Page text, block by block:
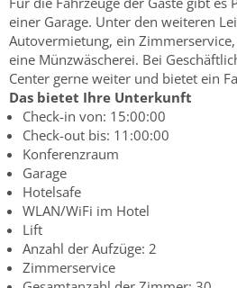
einer Garage. Unter den weiteren
Autovermietung, ein
eine Münzwäscherei. Bei
Center gerne weiter und bietet ein
Das bietet Ihre Unterkunft
Check-in von: 15:00:00
Check-out bis: 11:00:00
Konferenzraum
Garage
Hotelsafe
WLAN/WiFi im Hotel
Lift
Anzahl der Aufzüge: 2
Zimmerservice